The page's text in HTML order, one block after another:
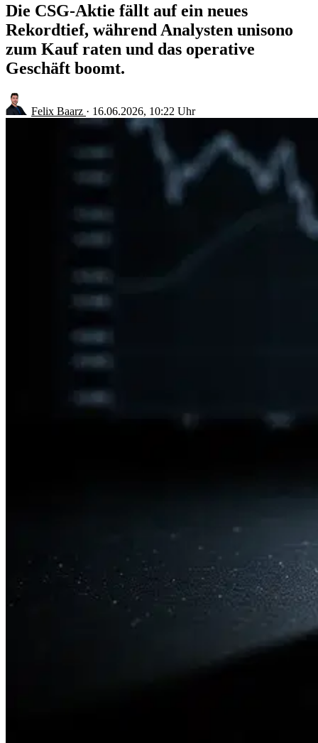
Die CSG-Aktie fällt auf ein neues
Rekordtief, während Analysten unisono
zum Kauf raten und das operative
Geschäft boomt.
Felix Baarz · 16.06.2026, 10:22 Uhr